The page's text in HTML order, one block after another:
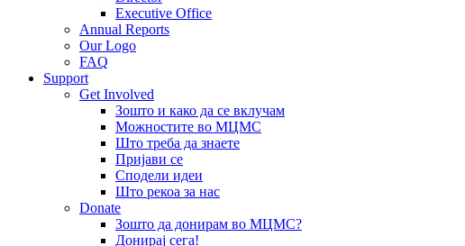
Executive Office
Annual Reports
Our Logo
FAQ
Support
Get Involved
Зошто и како да се вклучам
Можностите во МЦМС
Што треба да знаете
Пријави се
Сподели идеи
Што рекоа за нас
Donate
Зошто да донирам во МЦМС?
Донирај сега!